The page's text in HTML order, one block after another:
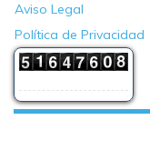
Aviso Legal
Política de Privacidad